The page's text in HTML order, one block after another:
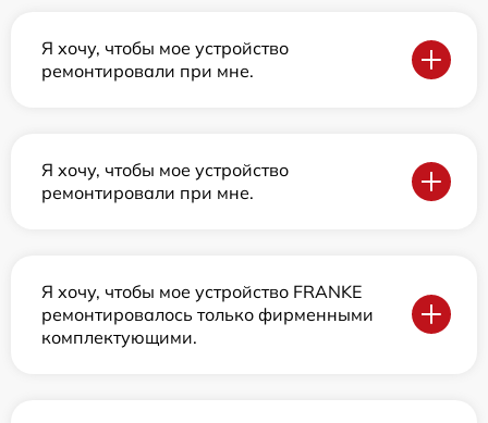
Я хочу, чтобы мое устройство
ремонтировали при мне.
Я хочу, чтобы мое устройство
ремонтировали при мне.
Я хочу, чтобы мое устройство FRANKE
ремонтировалось только фирменными
комплектующими.